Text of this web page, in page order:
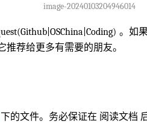
image-20240103204946014
。
推荐给更多有需要的朋友。
下的文件。务必保证在 阅读文档